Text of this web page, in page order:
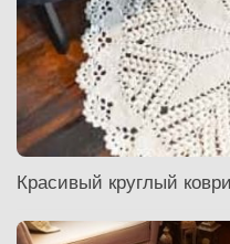
Красивый круглый